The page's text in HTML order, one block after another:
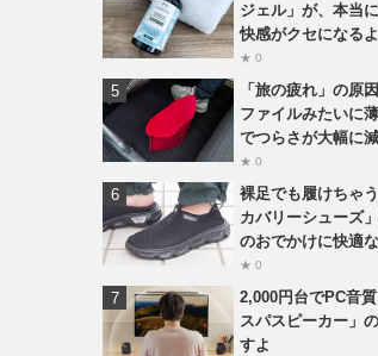
ジェル」が、本当
快感がクセになるよ
★ 0
「旅の疲れ」の原
ファイルみたいに
でつらさが大幅に
★ 0
裸足でも履けちゃ
カバリーシューズ
のおでかけに快適
★ 0
2,000円台でPC音
スパスピーカー」
すよ